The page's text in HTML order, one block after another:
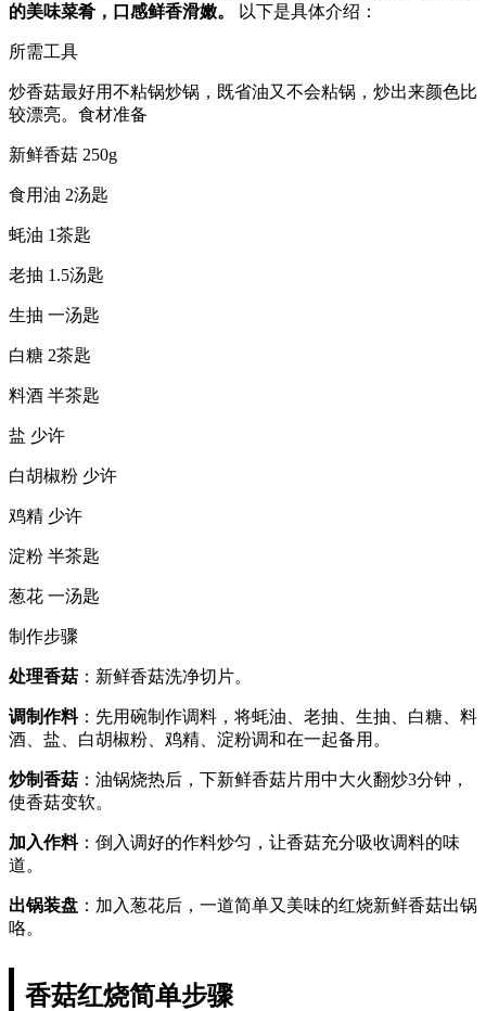
的美味菜肴，口感鲜香滑嫩。
以下是具体介绍：
所需工具
炒香菇最好用不粘锅炒锅，既省油又不会粘锅，炒出来颜色比
较漂亮。食材准备
新鲜香菇 250g
食用油 2汤匙
蚝油 1茶匙
老抽 1.5汤匙
生抽 一汤匙
白糖 2茶匙
料酒 半茶匙
盐 少许
白胡椒粉 少许
鸡精 少许
淀粉 半茶匙
葱花 一汤匙
制作步骤
处理香菇 ：新鲜香菇洗净切片。
调制作料：先用碗制作调料，将蚝油、老抽、生抽、白糖、料
酒、盐、白胡椒粉、鸡精、淀粉调和在一起备用。
炒制香菇 ：油锅烧热后，下新鲜香菇片用中大火翻炒3分钟，
使香菇变软。
加入作料：倒入调好的作料炒匀，让香菇充分吸收调料的味
道。
出锅装盘 ：加入葱花后，一道简单又美味的红烧新鲜香菇出锅
咯。
香菇红烧简单步骤